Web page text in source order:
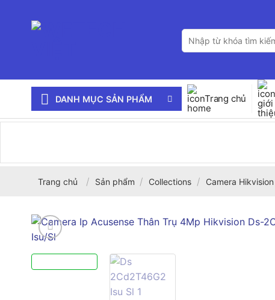
Tìm
kiếm:
DANH MỤC SẢN PHẨM Trang chủ
Trang chủ / Sản phẩm / Collections / Camera Hikvision